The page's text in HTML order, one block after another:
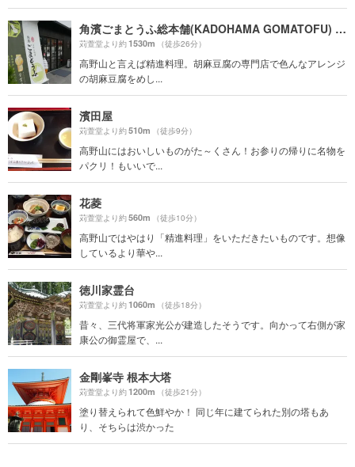
角濱ごまとうふ総本舗(KADOHAMA GOMATOFU) 飲食部門
苅萱堂より約1530m （徒歩26分）
高野山と言えば精進料理。胡麻豆腐の専門店で色んなアレンジ
の胡麻豆腐をめし...
濱田屋
苅萱堂より約510m （徒歩9分）
高野山にはおいしいものがた～くさん！お参りの帰りに名物を
パクリ！もいいで...
花菱
苅萱堂より約560m （徒歩10分）
高野山ではやはり「精進料理」をいただきたいものです。想像
しているより華や...
徳川家霊台
苅萱堂より約1060m （徒歩18分）
昔々、三代将軍家光公が建造したそうです。向かって右側が家
康公の御霊屋で、...
金剛峯寺 根本大塔
苅萱堂より約1200m （徒歩21分）
塗り替えられて色鮮やか！ 同じ年に建てられた別の塔もあ
り、そちらは渋かった